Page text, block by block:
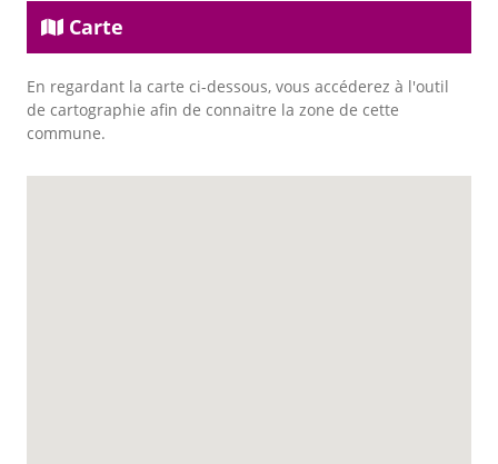
Carte
En regardant la carte ci-dessous, vous accéderez à l'outil
de cartographie afin de connaitre la zone de cette
commune.